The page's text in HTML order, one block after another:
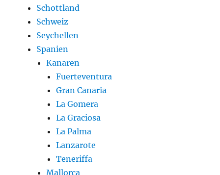
Schottland
Schweiz
Seychellen
Spanien
Kanaren
Fuerteventura
Gran Canaria
La Gomera
La Graciosa
La Palma
Lanzarote
Teneriffa
Mallorca